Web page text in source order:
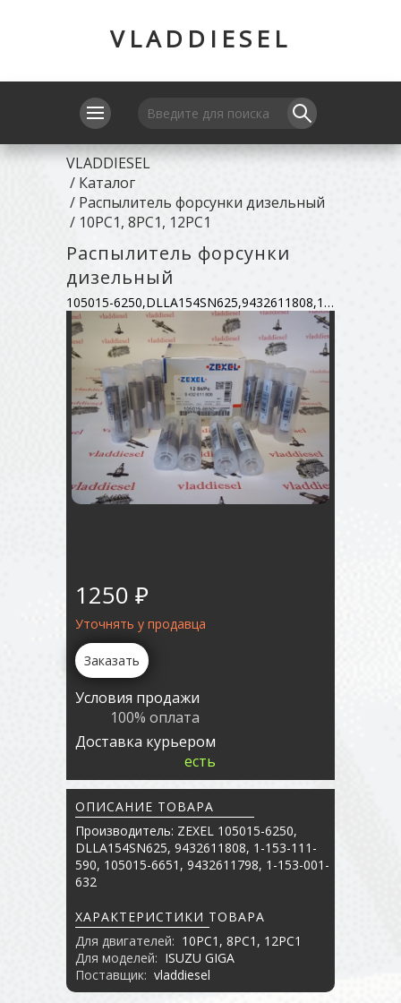
VLADDIESEL
VLADDIESEL
/ Каталог
/ Распылитель форсунки дизельный
/ 10PC1, 8PC1, 12PC1
Распылитель форсунки
дизельный
105015-6250,DLLA154SN625,9432611808,1-153-111-590,105015-6651,9432611798,1-153-001-632
1250 ₽
Уточнять у продавца
Заказать
Условия продажи
100% оплата
Доставка курьером
есть
ОПИСАНИЕ ТОВАРА
Производитель: ZEXEL 105015-6250,
DLLA154SN625, 9432611808, 1-153-111-
590, 105015-6651, 9432611798, 1-153-001-
632
ХАРАКТЕРИСТИКИ ТОВАРА
Для двигателей: 10PC1, 8PC1, 12PC1
Для моделей: ISUZU GIGA
Поставщик: vladdiesel